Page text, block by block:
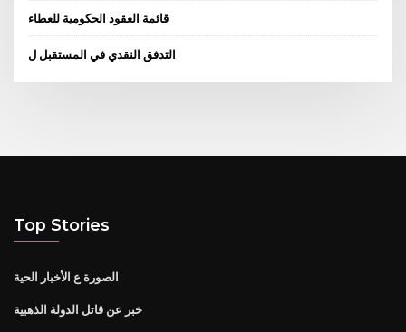
قائمة العقود الحكومية للعطاء
التدفق النقدي في المستقبل ل
Top Stories
الصورة ع الأخبار الحية
خبر عن قاتل الدولة الذهبية